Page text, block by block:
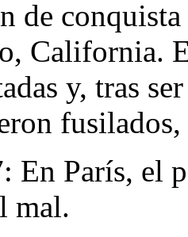
de
California.
y, tras
En París, el
mal.